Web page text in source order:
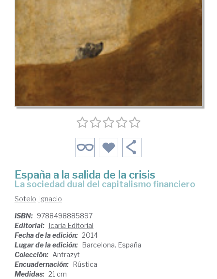
España a la salida de la crisis
la sociedad dual del capitalismo financiero
Sotelo, Ignacio
ISBN: 9788498885897
Editorial:
Icaria Editorial
Fecha de la edición: 2014
Lugar de la edición:
Barcelona. España
Colección: Antrazyt
Encuadernación:
Rústica
Medidas: 21 cm